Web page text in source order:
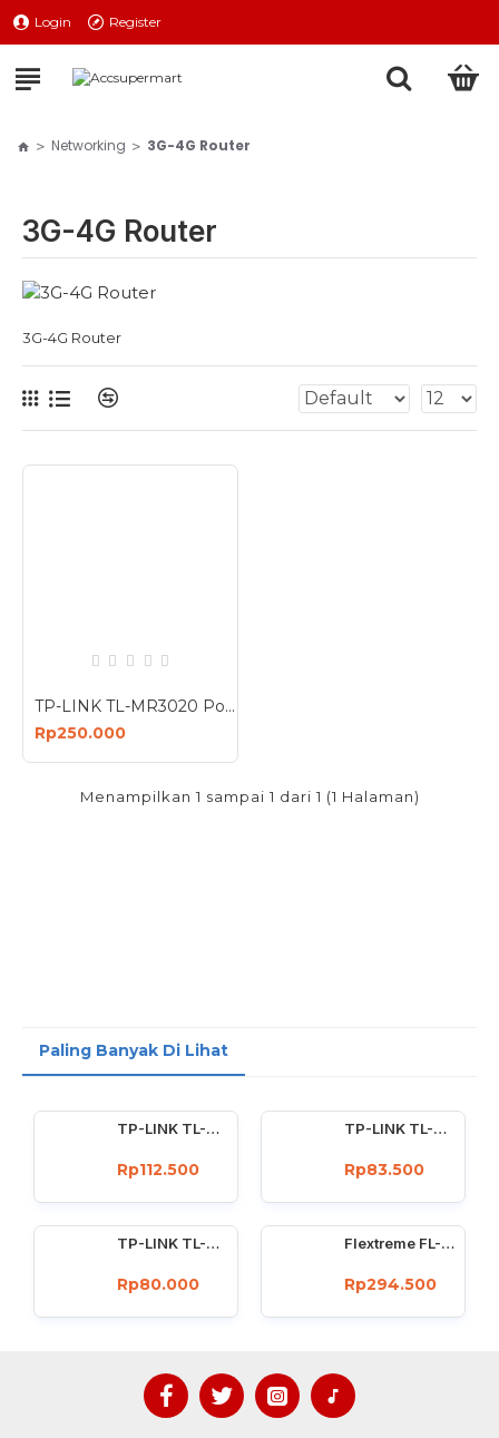
Login Register
Networking 3G-4G Router
3G-4G Router
3G-4G Router
TP-LINK TL-MR3020 Portable 3G 4G Wireless N Router Wifi
Rp250.000
Menampilkan 1 sampai 1 dari 1 (1 Halaman)
Paling Banyak Di Lihat
TP-LINK TL-WN722N Wireless USB Adapter 150 Mbps High Gain 4dBi
Rp112.500
TP-LINK TL-WN727N 150Mbps Wireless USB Adapter 150 Mbps
Rp83.500
TP-LINK TL-WN725N : 150Mbps wireless N Nano USB adapter
Rp80.000
Flextreme FL-8110GMA-11-5-AS Media Converter Dual Core Gigabit Multimode 550 Meter
Rp294.500